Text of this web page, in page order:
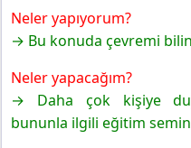
Neler yapıyorum?
→ Bu konuda çevremi
Neler yapacağım?
→ Daha çok kişiye
bununla ilgili eğitim